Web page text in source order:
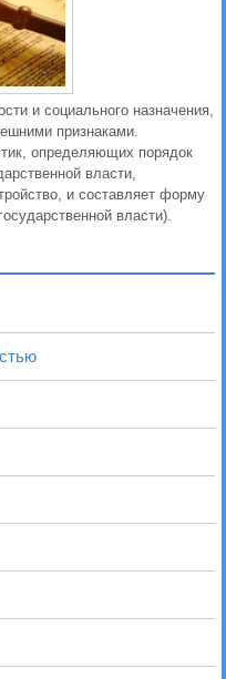
и социального назначения,
признаками.
определяющих порядок
власти,
и составляет форму
власти).